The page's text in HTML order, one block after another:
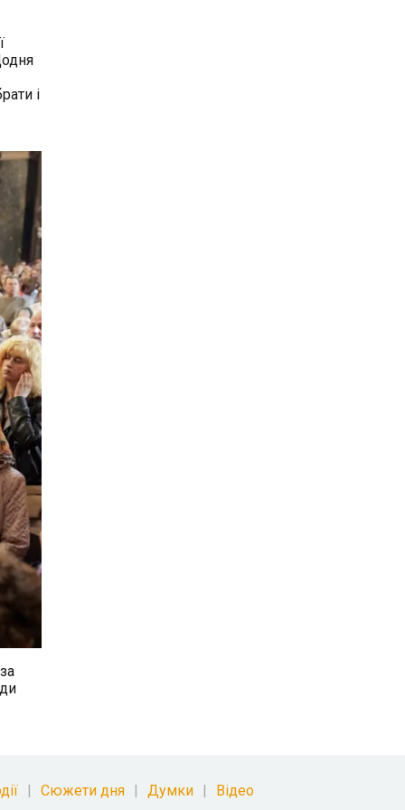
і
Сюжети дня Думки Відео